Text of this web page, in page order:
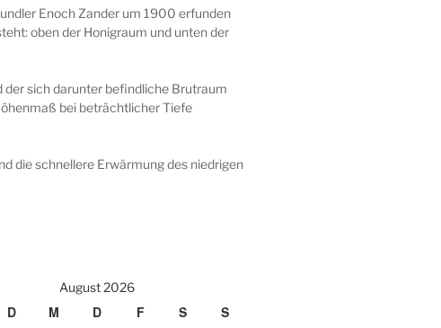
Enoch Zander um 1900 erfunden
oben der Honigraum und unten der
der sich darunter befindliche Brutraum
bei beträchtlicher Tiefe
die schnellere Erwärmung des niedrigen
August 2026
D M D F S S